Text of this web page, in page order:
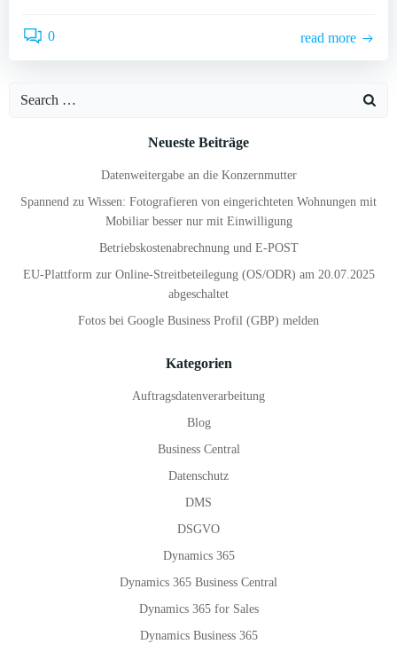
0 read more
Search
Neueste Beiträge
Datenweitergabe an die Konzernmutter
Spannend zu Wissen: Fotografieren von eingerichteten Wohnungen mit
Mobiliar besser nur mit Einwilligung
Betriebskostenabrechnung und E-POST
EU-Plattform zur Online-Streitbeteilegung (OS/ODR) am 20.07.2025
abgeschaltet
Fotos bei Google Business Profil (GBP) melden
Kategorien
Auftragsdatenverarbeitung
Blog
Business Central
Datenschutz
DMS
DSGVO
Dynamics 365
Dynamics 365 Business Central
Dynamics 365 for Sales
Dynamics Business 365